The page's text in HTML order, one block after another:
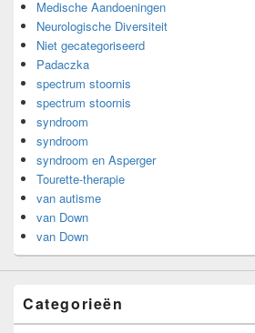
Medische Aandoeningen
Neurologische Diversiteit
Niet gecategoriseerd
Padaczka
spectrum stoornis
spectrum stoornis
syndroom
syndroom
syndroom en Asperger
Tourette-therapie
van autisme
van Down
van Down
Categorieën